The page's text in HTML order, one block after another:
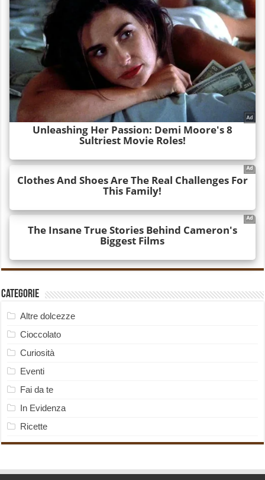
Categorie
Altre dolcezze
Cioccolato
Curiosità
Eventi
Fai da te
In Evidenza
Ricette